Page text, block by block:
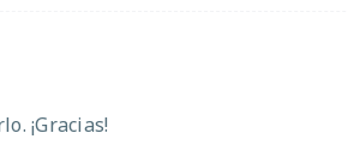
¡Gracias!